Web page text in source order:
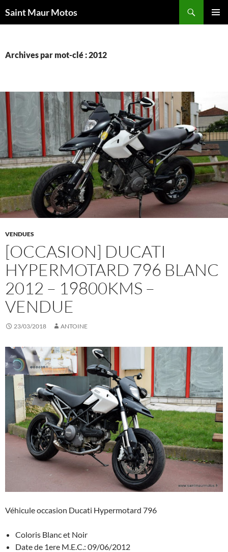
auSaint Maur Motos
Archives par mot-clé : 2012
VENDUES
[OCCASION] DUCATI
HYPERMOTARD 796 BLANC
2012 – 19800KMS –
VENDUE
23/03/2018 ANTOINE
Véhicule occasion Ducati Hypermotard 796
Coloris Blanc et Noir
Date de 1ere M.E.C.: 09/06/2012